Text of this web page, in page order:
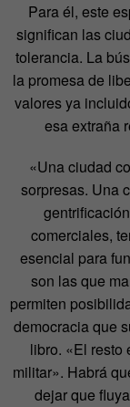
Para él, este
significan las
tolerancia. La
la promesa de
valores ya
esa extraña
«Una ciudad
sorpresas. Una
comerciales,
esencial para
son las que
permiten
democracia que
libro. «El resto
militar». Habrá
dejar que